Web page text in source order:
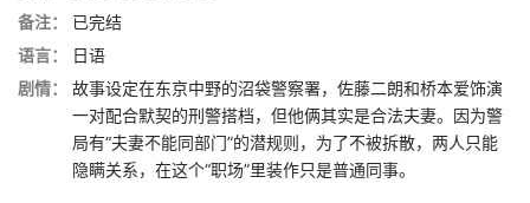
备注：
已完结
语言：
日语
剧情：
故事设定在东京中野的沼袋警察署，佐藤二朗和桥本爱饰演
一对配合默契的刑警搭档，但他俩其实是合法夫妻。因为警
局有“夫妻不能同部门”的潜规则，为了不被拆散，两人只能
隐瞒关系，在这个“职场”里装作只是普通同事。